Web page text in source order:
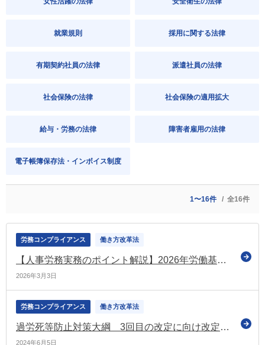
就業規則 採用に関する法律
有期契約社員の法律 派遣社員の法律
社会保険の法律 社会保険の適用拡大
給与・労務の法律 障害者雇用の法律
電子帳簿保存法・インボイス制度
1〜16件 全16件
労務コンプライアンス 働き方改革法
【人事労務実務のポイント解説】2026年労働基準法改正の現在地：施政方針演説の「3つの柱」と停滞する議論の行方
2026年3月3日
労務コンプライアンス 働き方改革法
過労死等防止対策大綱 3回目の改定に向け改定案を提示（厚労省の協議会）
2024年6月5日